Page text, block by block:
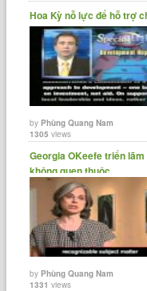
Hoa Kỳ nỗ lực để hỗ trợ
byPhùng Quang Nam
1305 views
Georgia OKeefe triển
không quen thuộc.
byPhùng Quang Nam
1331 views